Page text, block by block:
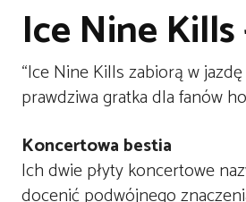
Ice Nine
“Ice Nine Kills zabiorą w
prawdziwa gratka dla fanów
Koncertowa bestia
Ich dwie płyty koncertowe